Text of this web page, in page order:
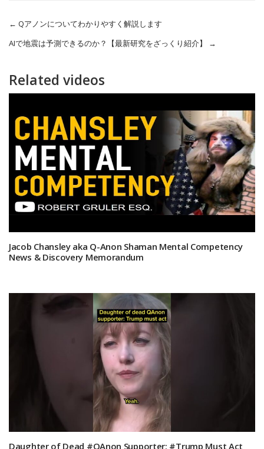
← Qアノンについてわかりやすく解説します
AIで地震は予測できるのか？【最新研究をざっくり紹介】
→
Related videos
Jacob Chansley aka Q-Anon Shaman Mental Competency
News & Discovery Memorandum
Daughter of Dead #QAnon Supporter: #Trump Must Act